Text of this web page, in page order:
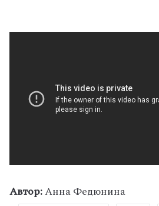
Автор:Анна Федюнина